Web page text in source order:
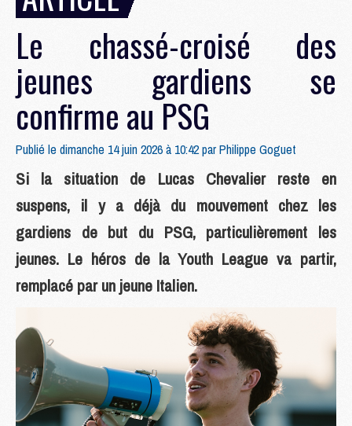
Le chassé-croisé des
jeunes gardiens se
confirme au PSG
Publié le dimanche 14 juin 2026 à 10:42 parPhilippe Goguet
Si la situation de Lucas Chevalier reste en
suspens, il y a déjà du mouvement chez les
gardiens de but du PSG, particulièrement les
jeunes. Le héros de la Youth League va partir,
remplacé par un jeune Italien.